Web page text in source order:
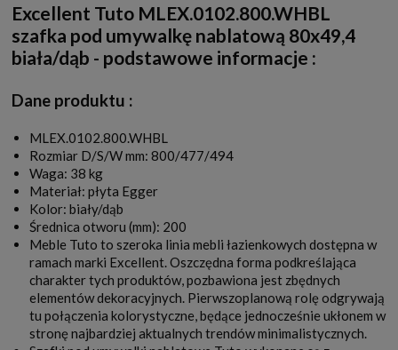
Excellent Tuto MLEX.0102.800.WHBL
szafka pod umywalkę nablatową 80x49,4
biała/dąb - podstawowe informacje :
Dane produktu :
MLEX.0102.800.WHBL
Rozmiar D/S/W mm: 800/477/494
Waga: 38 kg
Materiał: płyta Egger
Kolor: biały/dąb
Średnica otworu (mm): 200
Meble Tuto to szeroka linia mebli łazienkowych dostępna w
ramach marki Excellent. Oszczędna forma podkreślająca
charakter tych produktów, pozbawiona jest zbędnych
elementów dekoracyjnych. Pierwszoplanową rolę odgrywają
tu połączenia kolorystyczne, będące jednocześnie ukłonem w
stronę najbardziej aktualnych trendów minimalistycznych.